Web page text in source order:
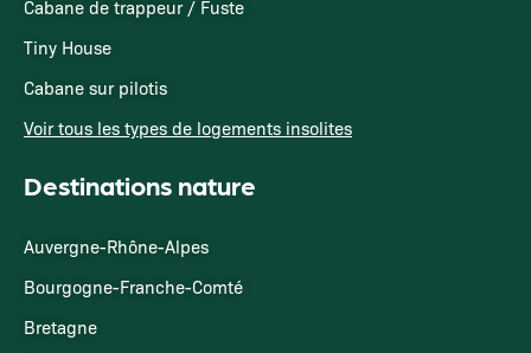
Cabane de trappeur / Fuste
Tiny House
Cabane sur pilotis
Voir tous les types de logements insolites
Destinations nature
Auvergne-Rhône-Alpes
Bourgogne-Franche-Comté
Bretagne